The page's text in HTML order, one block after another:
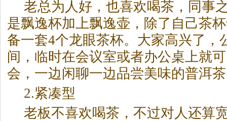
老总为人好，也喜欢喝茶，同事
是飘逸杯加上飘逸壶，除了自己茶
备一套4个龙眼茶杯。大家高兴了，
间，临时在会议室或者办公桌上就
会，一边闲聊一边品尝美味的普洱茶
2.紧凑型
老板不喜欢喝茶，不过对人还算